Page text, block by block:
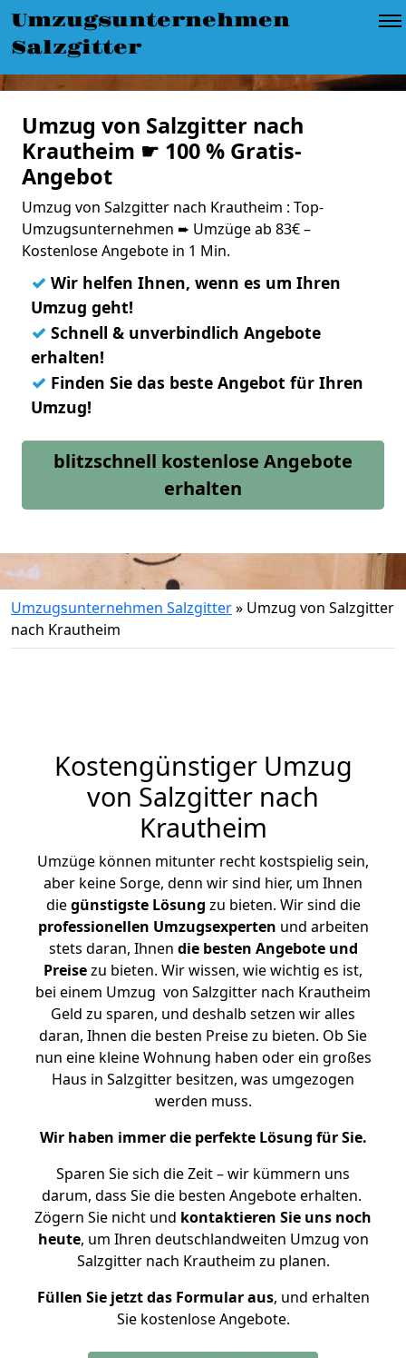
Umzugsunternehmen
Salzgitter
Umzug von Salzgitter nach
Krautheim ☛ 100 % Gratis-
Angebot
Umzug von Salzgitter nach Krautheim : Top-
Umzugsunternehmen ➨ Umzüge ab 83€ –
Kostenlose Angebote in 1 Min.
✓ Wir helfen Ihnen, wenn es um Ihren
Umzug geht!
✓ Schnell & unverbindlich Angebote
erhalten!
✓ Finden Sie das beste Angebot für Ihren
Umzug!
blitzschnell kostenlose Angebote
erhalten
Umzugsunternehmen Salzgitter» Umzug von Salzgitter
nach Krautheim
Kostengünstiger Umzug
von Salzgitter nach
Krautheim
Umzüge können mitunter recht kostspielig sein,
aber keine Sorge, denn wir sind hier, um Ihnen
diegünstigste Lösung zu bieten. Wir sind die
professionellen Umzugsexperten und arbeiten
stets daran, Ihnen die besten Angebote und
Preisezu bieten. Wir wissen, wie wichtig es ist,
bei einem Umzug von Salzgitter nach Krautheim
Geld zu sparen, und deshalb setzen wir alles
daran, Ihnen die besten Preise zu bieten. Ob Sie
nun eine kleine Wohnung haben oder ein großes
Haus in Salzgitter besitzen, was umgezogen
werden muss.
Wir haben immer die perfekte Lösung für Sie.
Sparen Sie sich die Zeit – wir kümmern uns
darum, dass Sie die besten Angebote erhalten.
Zögern Sie nicht und kontaktieren Sie uns noch
heute, um Ihren deutschlandweiten Umzug von
Salzgitter nach Krautheim zu planen.
Füllen Sie jetzt das Formular aus, und erhalten
Sie kostenlose Angebote.